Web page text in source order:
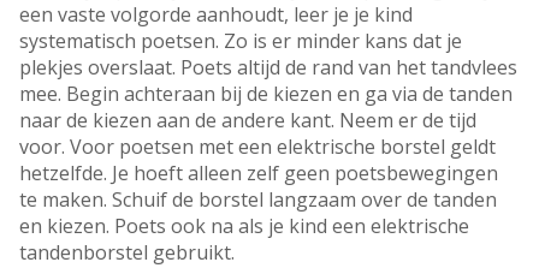
een vaste volgorde aanhoudt, leer je je kind
systematisch poetsen. Zo is er minder kans dat je
plekjes overslaat. Poets altijd de rand van het tandvlees
mee. Begin achteraan bij de kiezen en ga via de tanden
naar de kiezen aan de andere kant. Neem er de tijd
voor. Voor poetsen met een elektrische borstel geldt
hetzelfde. Je hoeft alleen zelf geen poetsbewegingen
te maken. Schuif de borstel langzaam over de tanden
en kiezen. Poets ook na als je kind een elektrische
tandenborstel gebruikt.